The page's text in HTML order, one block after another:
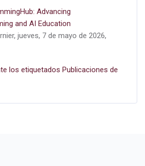
Advancing
and AI Education
jueves, 7 de mayo de 2026,
los etiquetados Publicaciones de